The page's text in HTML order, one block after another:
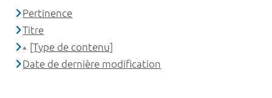
Pertinence
Titre
[Type de contenu]
Date de dernière modification